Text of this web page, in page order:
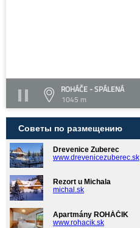
ROHÁČE - SPÁLENÁ
1045 m
Советы по размещению
Drevenice Zuberec
www.drevenicezuberec.sk
Rezort u Michala
michal.sk
Apartmány ROHÁČIK
www.rohacik.sk